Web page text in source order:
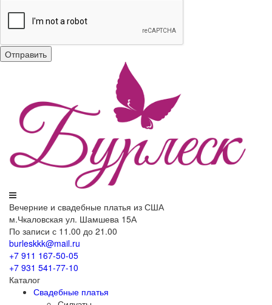
Вечерние и свадебные платья из США
м.Чкаловская ул. Шамшева 15А
По записи с 11.00 до 21.00
burleskkk@mail.ru
+7 911 167-50-05
+7 931 541-77-10
Каталог
Свадебные платья